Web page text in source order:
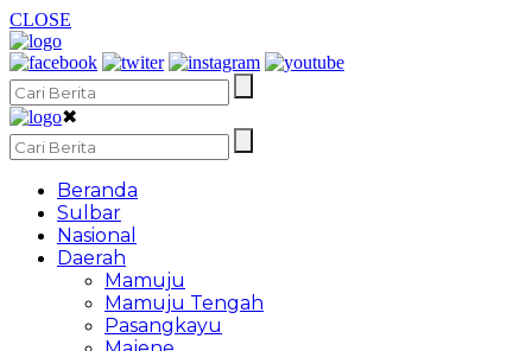
CLOSE
✖
Beranda
Sulbar
Nasional
Daerah
Mamuju
Mamuju Tengah
Pasangkayu